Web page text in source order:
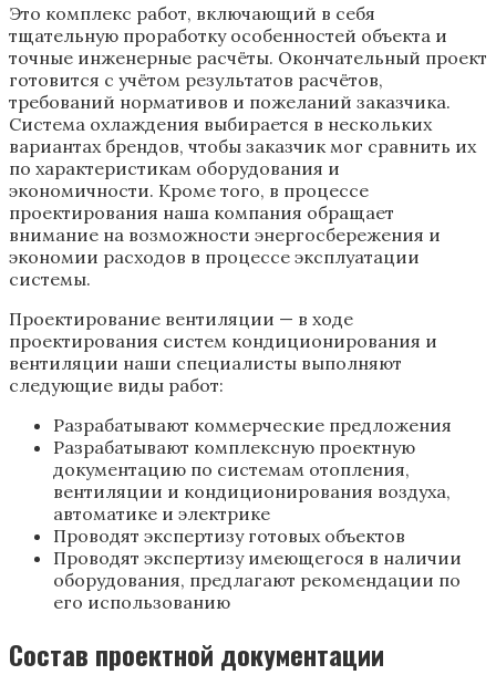
Это комплекс работ, включающий в себя
тщательную проработку особенностей объекта и
точные инженерные расчёты. Окончательный проект
готовится с учётом результатов расчётов,
требований нормативов и пожеланий заказчика.
Система охлаждения выбирается в нескольких
вариантах брендов, чтобы заказчик мог сравнить их
по характеристикам оборудования и
экономичности. Кроме того, в процессе
проектирования наша компания обращает
внимание на возможности энергосбережения и
экономии расходов в процессе эксплуатации
системы.
Проектирование вентиляции — в ходе
проектирования систем кондиционирования и
вентиляции наши специалисты выполняют
следующие виды работ:
Разрабатывают коммерческие предложения
Разрабатывают комплексную проектную
документацию по системам отопления,
вентиляции и кондиционирования воздуха,
автоматике и электрике
Проводят экспертизу готовых объектов
Проводят экспертизу имеющегося в наличии
оборудования, предлагают рекомендации по
его использованию
Состав проектной документации